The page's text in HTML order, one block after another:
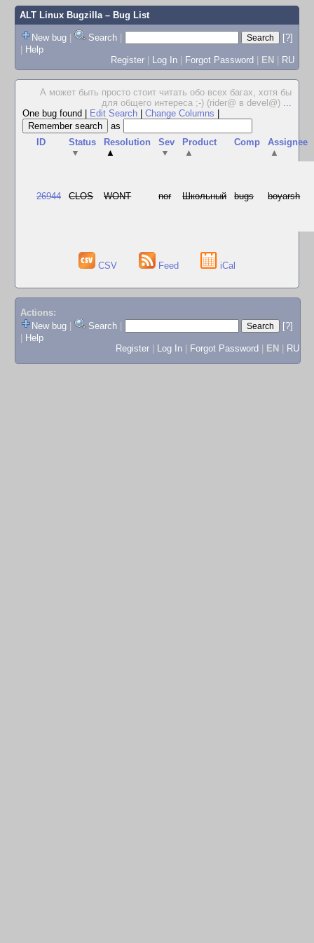
ALT Linux Bugzilla– Bug List
New bug | Search |
[?]
| Help
Register | Log In | Forgot Password | EN | RU
А может быть просто стоит читать обо всех багах, хотя бы
для общего интереса ;-) (rider@ в devel@) ...
One bug found
Edit Search Change Columns
as
ID
Status
▼
Resolution
▲
Sev
▼
Product
▲
Comp
Assignee
▲
26944 CLOS WONT nor Школьный bugs boyarsh
CSV Feed iCal
Actions:
New bug
Search
[?]
Help
Register
Log In Forgot Password EN RU